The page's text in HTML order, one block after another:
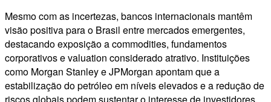
Mesmo com as incertezas, bancos internacionais mantêm
visão positiva para o Brasil entre mercados emergentes,
destacando exposição a commodities, fundamentos
corporativos e valuation considerado atrativo. Instituições
como Morgan Stanley e JPMorgan apontam que a
estabilização do petróleo em níveis elevados e a redução de
riscos globais podem sustentar o interesse de investidores.